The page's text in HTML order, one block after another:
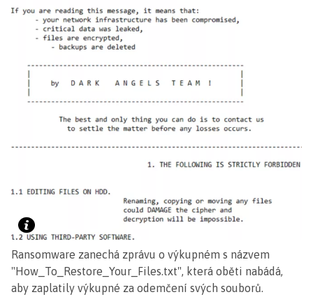
Ransomware zanechá zprávu o výkupném s názvem
"How_To_Restore_Your_Files.txt", která oběti nabádá,
aby zaplatily výkupné za odemčení svých souborů.